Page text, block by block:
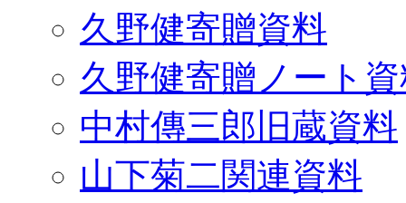
久野健寄贈資料
久野健寄贈ノート
中村傳三郎旧蔵資料
山下菊二関連資料